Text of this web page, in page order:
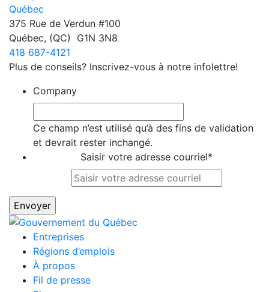
375 Rue de Verdun #100
Québec, (QC)
G1N 3N8
418 687-4121
Plus de conseils? Inscrivez-vous à notre infolettre!
Company
Ce champ n’est utilisé qu’à des fins de validation
et devrait rester inchangé.
Saisir votre adresse courriel*
Entreprises
Régions d’emplois
À propos
Fil de presse